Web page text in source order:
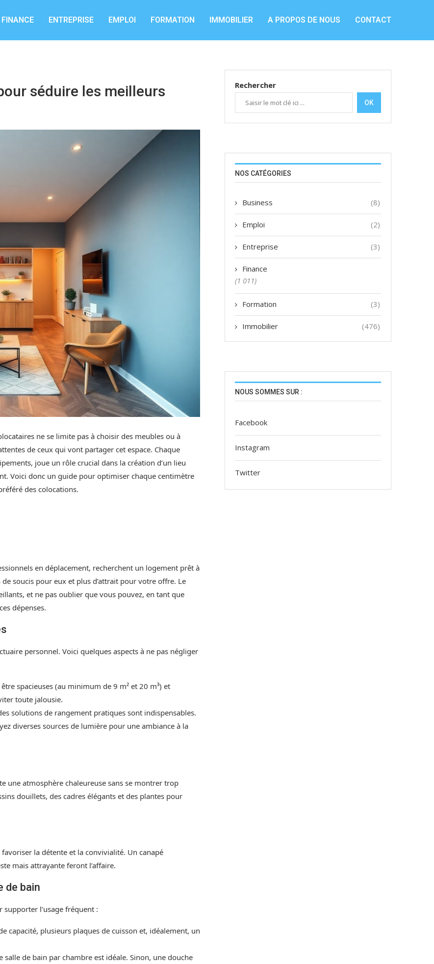
FINANCE ENTREPRISE EMPLOI FORMATION IMMOBILIER A PROPOS DE NOUS CONTACT
séduire les meilleurs
ne se limite pas à choisir des meubles ou à
de ceux qui vont partager cet espace. Chaque
joue un rôle crucial dans la création d’un lieu
Voici donc un guide pour optimiser chaque centimètre
des colocations.
en déplacement, recherchent un logement prêt à
soucis pour eux et plus d’attrait pour votre offre. Le
et ne pas oublier que vous pouvez, en tant que
dépenses.
personnel. Voici quelques aspects à ne pas négliger
spacieuses (au minimum de 9 m² et 20 m³) et
toute jalousie.
solutions de rangement pratiques sont indispensables.
diverses sources de lumière pour une ambiance à la
une atmosphère chaleureuse sans se montrer trop
douillets, des cadres élégants et des plantes pour
la détente et la convivialité. Un canapé
mais attrayante feront l’affaire.
de bain
supporter l’usage fréquent :
plusieurs plaques de cuisson et, idéalement, un
de bain par chambre est idéale. Sinon, une douche
Rechercher
OK
NOS CATÉGORIES
Business (8)
Emploi (2)
Entreprise (3)
Finance
(1 011)
Formation (3)
Immobilier (476)
NOUS SOMMES SUR :
Facebook
Instagram
Twitter